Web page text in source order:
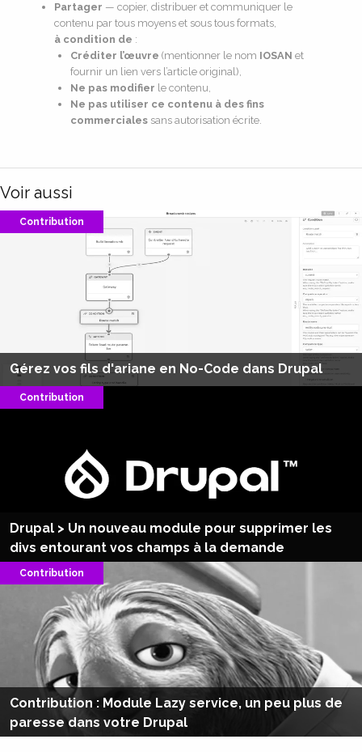
Partager — copier, distribuer et communiquer le
contenu par tous moyens et sous tous formats,
à condition de :
Créditer l’œuvre (mentionner le nom IOSAN et
fournir un lien vers l’article original),
Ne pas modifier le contenu,
Ne pas utiliser ce contenu à des fins
commerciales sans autorisation écrite.
Voir aussi
Contribution
Gérez vos fils d'ariane en No-Code dans Drupal
Contribution
Drupal > Un nouveau module pour supprimer les
divs entourant vos champs à la demande
Contribution
Contribution : Module Lazy service, un peu plus de
paresse dans votre Drupal